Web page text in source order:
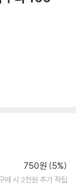
750원 (5%)
매 시 2천원 추가 적립